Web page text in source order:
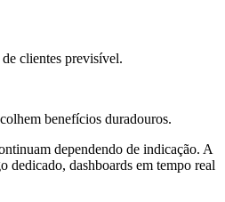
clientes previsível.
benefícios duradouros.
dependendo de indicação. A
dedicado, dashboards em tempo real